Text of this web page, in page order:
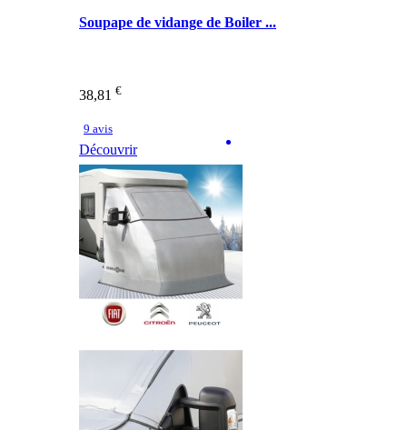
Soupape de vidange de Boiler ...
38,81 €
9 avis
Découvrir